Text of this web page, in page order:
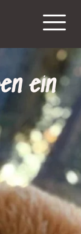
ein